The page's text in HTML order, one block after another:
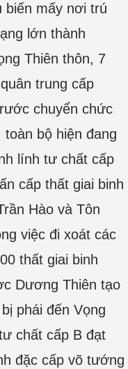
biến mấy nơi trú
lớn thành
Thiên thôn, 7
trung cấp
chuyển chức
bộ hiện đang
lính tư chất cấp
cấp thất giai binh
Hào và Tôn
việc đi xoát các
thất giai binh
Dương Thiên tạo
phái đến Vọng
chất cấp B đạt
đặc cấp võ tướng